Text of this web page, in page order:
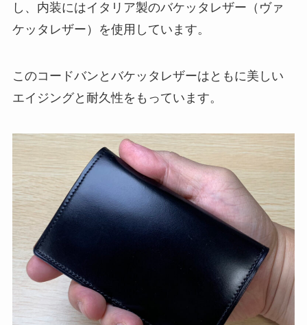
し、内装にはイタリア製のバケッタレザー（ヴァ
ケッタレザー）を使用しています。
このコードバンとバケッタレザーはともに美しい
エイジングと耐久性をもっています。